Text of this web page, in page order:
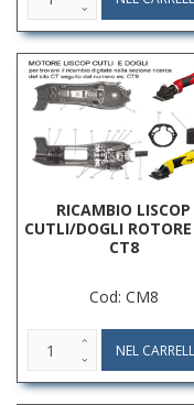
RICAMBIO LISCOP
CUTLI/DOGLI ROTORE
CT8
Cod: CM8